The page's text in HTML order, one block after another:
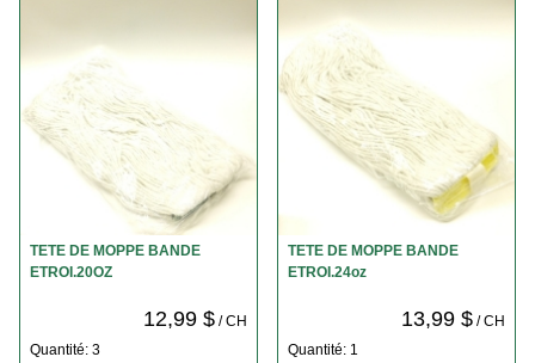
TETE DE MOPPE BANDE
ETROI.20OZ
12,99 $/ CH
Quantité: 3
TETE DE MOPPE BANDE
ETROI.24oz
13,99 $/ CH
Quantité: 1